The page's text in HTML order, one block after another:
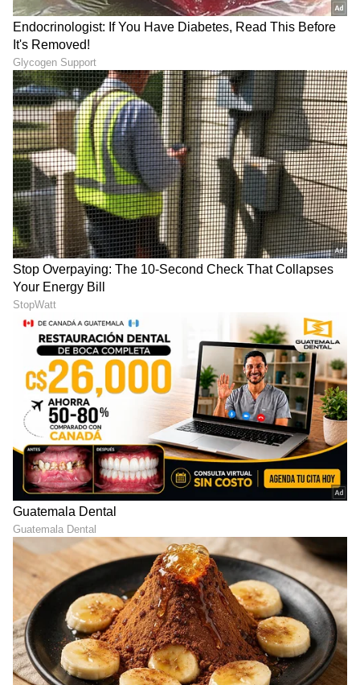
ಎಸೆದುಬಿಡಿ.. ಯಾಕೆಂದು ತಿಳ್ಕೊಳ್ಳಿ
ಫಾಲೋ ಮಾಡಿ ಅಂದ ನೋಡಿ
ವಾರದ ಈ 4 ದಿನ ತಪ್ಪಿಯೂ ತಲೆ
ಎಣ್ಣೆ ಹಚ್ಚಬೇಡಿ… ಹಚ್ಚಿದ್ರೋ
ಜೀವನ ಬರ್ಬಾದ್
ರಾಹುವಿನ ರಿವರ್ಸ್ ಆಟ ಶುರು,
ಮುಂದಿನ 8 ತಿಂಗಳು ಈ 5
ರಾಶಿಗಳಿಗೆ ಸಂಕಷ್ಟ ತಪ್ಪಿದ್ದಲ್ಲ
LATEST VIDEOS
"ರಾಜಕೀಯ ಬೇಡ, ಸಿನಿಮಾನೇ ಪ್ರಾಣ":
ಕನಕೋತ್ಸವದಲ್ಲಿ ರಿಷಬ್ ಶೆಟ್ಟಿ | Rishab
Shetty speech | Suvarna News
ಶೇ.50 ರಿಂದ ಶೇ.18 ಕ್ಕೆ TAX ಇಳಿಕೆ: ಮೋದಿ-
ಟ್ರಂಪ್ ಐತಿಹಾಸಿಕ ಒಪ್ಪಂದ | India US
Trade Deal | Party Rounds